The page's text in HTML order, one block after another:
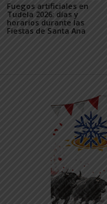
Fuegos artificiales en
Tudela 2026: días y
horarios durante las
Fiestas de Santa Ana